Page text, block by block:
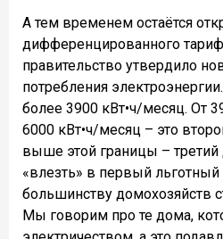
А тем временем остаётся
дифференцированного
правительство утвердило
потребления
более 3900 кВт•ч/месяц. От
6000 кВт•ч/месяц – это
выше этой границы – третий
«влезть» в первый льготный
большинству домохозяйств
Мы говорим про те дома,